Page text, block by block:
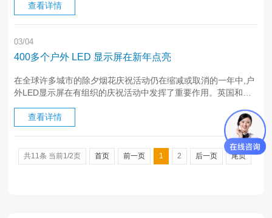
响您的结论过程。LED显示屏向每一位客户和买家宣告,因此对LE
···
查看详情
03/04
400多个户外 LED 显示屏在新年点亮
在全球许多城市的除夕烟花庆祝活动仍在缩减或取消的一年中,户
外LED显示屏在有组织的庆祝活动中发挥了重要作用。英国和荷
演庆祝2022年的到来。在英格兰和苏格兰的380多个大幅面和全·
··
查看详情
共11条 当前1/2页 首页 前一页 1 2 后一页 尾页